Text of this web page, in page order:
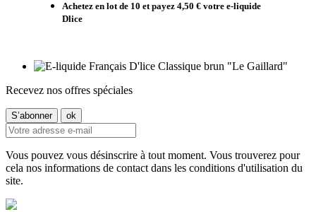
Achetez en lot de 10 et payez 4,50 € votre e-liquide
Dlice
Recevez nos offres spéciales
Vous pouvez vous désinscrire à tout moment. Vous trouverez pour
cela nos informations de contact dans les conditions d'utilisation du
site.